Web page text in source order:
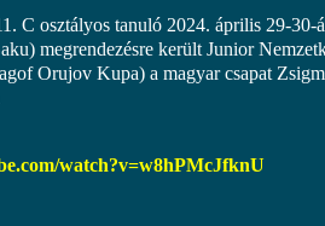
C osztályos tanuló 2024. április 29-30-
megrendezésre került Junior
Orujov Kupa) a magyar csapat
watch?v=w8hPMcJfknU